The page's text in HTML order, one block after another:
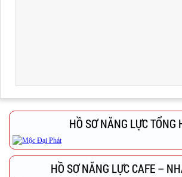
HỒ SƠ NĂNG LỰC TỔNG
HỒ SƠ NĂNG LỰC CAFE –